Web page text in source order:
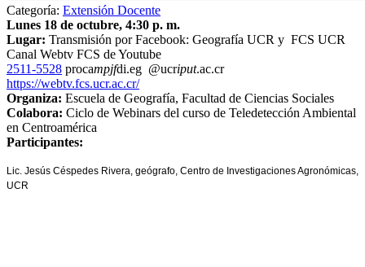
Categoría: Extensión Docente
Lunes 18 de octubre, 4:30 p. m.
Lugar: Transmisión por Facebook: Geografía UCR y FCS UCR
Canal Webtv FCS de Youtube
2511-5528 procampjfdi.eg @ucriput.ac.cr
https://webtv.fcs.ucr.ac.cr/
Organiza: Escuela de Geografía, Facultad de Ciencias Sociales
Colabora: Ciclo de Webinars del curso de Teledetección Ambiental
en Centroamérica
Participantes:
Lic. Jesús Céspedes Rivera, geógrafo, Centro de Investigaciones Agronómicas,
UCR